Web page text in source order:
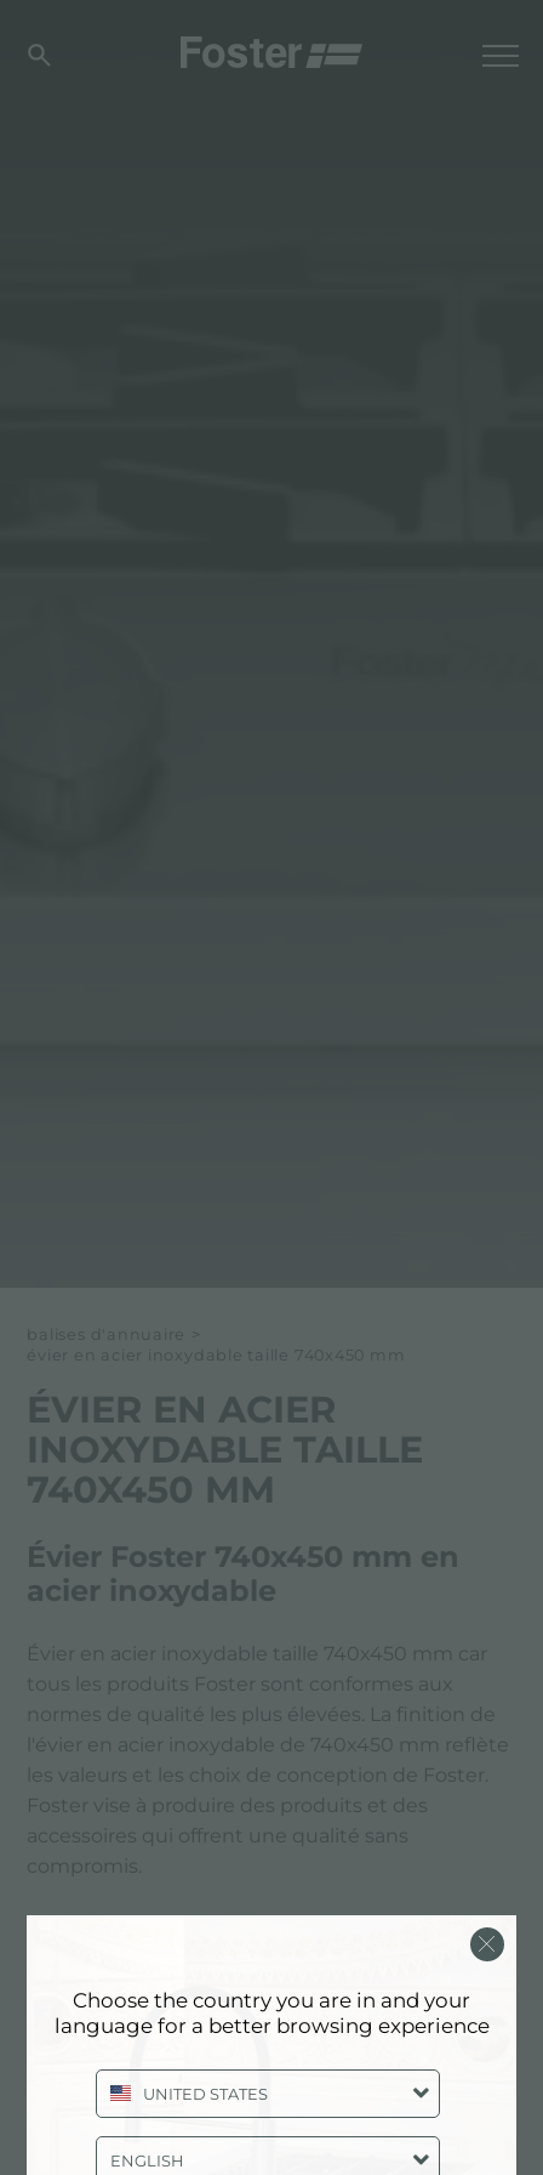
balises d'annuaire
>
évier en acier inoxydable taille 740x450 mm
ÉVIER EN ACIER
INOXYDABLE TAILLE
740X450 MM
Évier Foster 740x450 mm en
acier inoxydable
Évier en acier inoxydable taille 740x450 mm car
tous les produits Foster sont conformes aux
normes de qualité les plus élevées. La finition de
l'évier en acier inoxydable de 740x450 mm reflète
les valeurs et les choix de conception de Foster.
Foster vise à produire des produits et des
accessoires qui offrent une qualité sans
compromis.
Choose the country you are in and your
language for a better browsing experience
UNITED STATES
ENGLISH